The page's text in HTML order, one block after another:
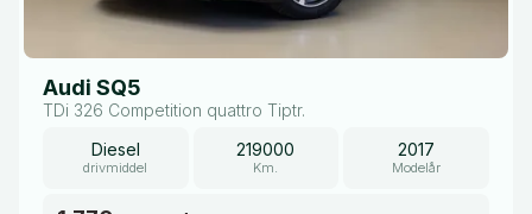
Audi SQ5
TDi 326 Competition quattro Tiptr.
Diesel
drivmiddel
219000
Km.
2017
Modelår